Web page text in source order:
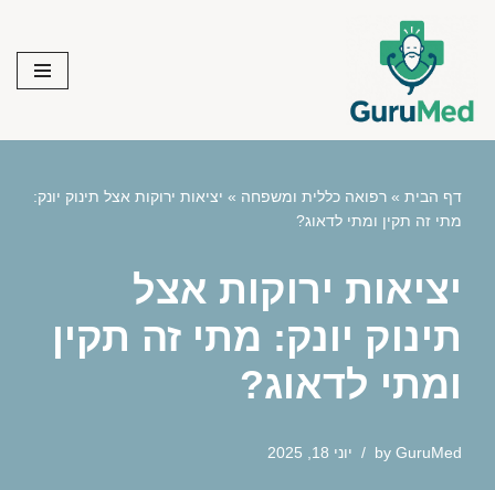
content
דף הבית » רפואה כללית ומשפחה » יציאות ירוקות אצל תינוק יונק:
מתי זה תקין ומתי לדאוג?
יציאות ירוקות אצל
תינוק יונק: מתי זה תקין
ומתי לדאוג?
by GuruMed יוני 18, 2025